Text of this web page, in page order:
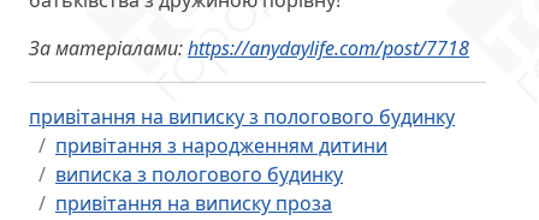
За матеріалами:https://anydaylife.com/post/7718
привітання на виписку з пологового будинку
привітання з народженням дитини
виписка з пологового будинку
привітання на виписку проза